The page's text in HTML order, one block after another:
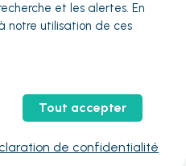
et les alertes. En
notre utilisation de ces
Tout accepter
de confidentialité